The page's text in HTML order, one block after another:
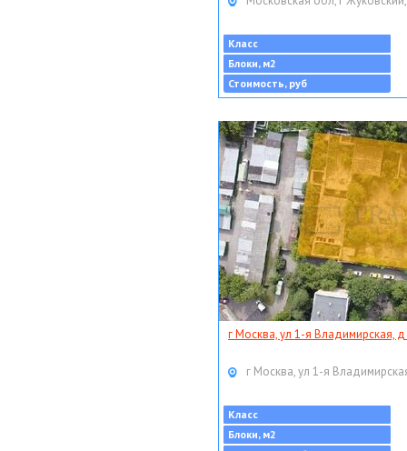
Класс
Блоки, м2
Стоимость, руб
г Москва, ул 1-я Владимирская, д
г Москва, ул 1-я
Класс
Блоки, м2